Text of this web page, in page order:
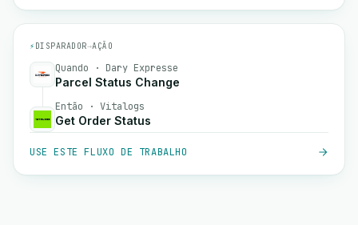
⚡ DISPARADOR→AÇÃO
Quando · Dary Expresse
Parcel Status Change
Então · Vitalogs
Get Order Status
USE ESTE FLUXO DE TRABALHO